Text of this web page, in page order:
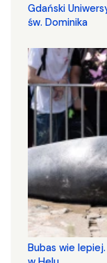
Gdański
św. Dominika
Bubas wie